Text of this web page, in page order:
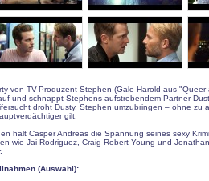
von TV-Produzent Stephen (Gale Harold aus
und schnappt Stephens aufstrebendem Partner
droht Dusty, Stephen umzubringen – ohne zu
gilt.
hält Casper Andreas die Spannung seines sexy
wie Jai Rodriguez, Craig Robert Young und
(Auswahl):